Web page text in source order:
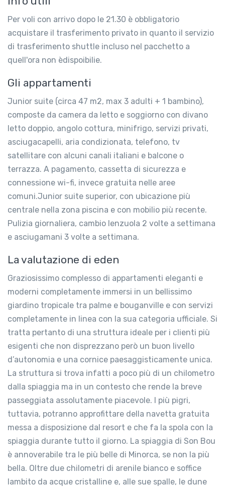
Per voli con arrivo dopo le 21.30 è obbligatorio
acquistare il trasferimento privato in quanto il servizio
di trasferimento shuttle incluso nel pacchetto a
quell'ora non èdispoibilie.
Gli appartamenti
Junior suite (circa 47 m2, max 3 adulti + 1 bambino),
composte da camera da letto e soggiorno con divano
letto doppio, angolo cottura, minifrigo, servizi privati,
asciugacapelli, aria condizionata, telefono, tv
satellitare con alcuni canali italiani e balcone o
terrazza. A pagamento, cassetta di sicurezza e
connessione wi-fi, invece gratuita nelle aree
comuni.Junior suite superior, con ubicazione più
centrale nella zona piscina e con mobilio più recente.
Pulizia giornaliera, cambio lenzuola 2 volte a settimana
e asciugamani 3 volte a settimana.
La valutazione di eden
Graziosissimo complesso di appartamenti eleganti e
moderni completamente immersi in un bellissimo
giardino tropicale tra palme e bouganville e con servizi
completamente in linea con la sua categoria ufficiale. Si
tratta pertanto di una struttura ideale per i clienti più
esigenti che non disprezzano però un buon livello
d’autonomia e una cornice paesaggisticamente unica.
La struttura si trova infatti a poco più di un chilometro
dalla spiaggia ma in un contesto che rende la breve
passeggiata assolutamente piacevole. I più pigri,
tuttavia, potranno approfittare della navetta gratuita
messa a disposizione dal resort e che fa la spola con la
spiaggia durante tutto il giorno. La spiaggia di Son Bou
è annoverabile tra le più belle di Minorca, se non la più
bella. Oltre due chilometri di arenile bianco e soffice
lambito da acque cristalline e, alle sue spalle, le dune